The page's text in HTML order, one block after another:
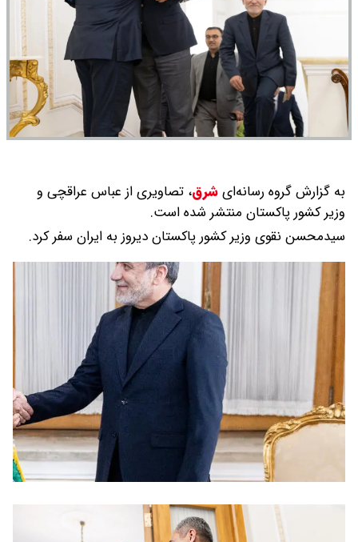
به گزارش گروه رسانه‌ایشرق، تصاویری از عباس عراقچی و
وزیر کشور پاکستان منتشر شده است.
سیدمحسن نقوی وزیر کشور پاکستان دیروز به ایران سفر کرد.